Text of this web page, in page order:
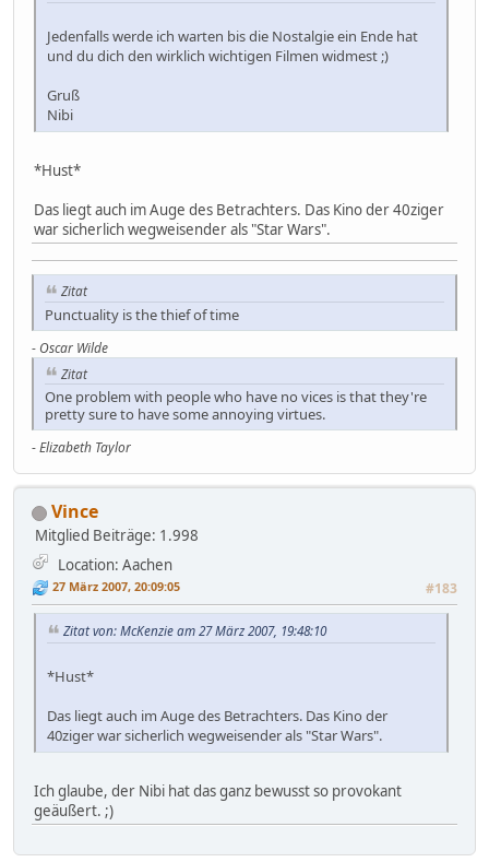
Jedenfalls werde ich warten bis die Nostalgie ein Ende hat
und du dich den wirklich wichtigen Filmen widmest ;)
Gruß
Nibi
*Hust*
Das liegt auch im Auge des Betrachters. Das Kino der 40ziger
war sicherlich wegweisender als "Star Wars".
Zitat
Punctuality is the thief of time
- Oscar Wilde
Zitat
One problem with people who have no vices is that they're
pretty sure to have some annoying virtues.
-Elizabeth Taylor
Vince
Mitglied Beiträge: 1.998
Location: Aachen
27 März 2007, 20:09:05 #183
Zitat von: McKenzie am 27 März 2007, 19:48:10
*Hust*
Das liegt auch im Auge des Betrachters. Das Kino der
40ziger war sicherlich wegweisender als "Star Wars".
Ich glaube, der Nibi hat das ganz bewusst so provokant
geäußert. ;)